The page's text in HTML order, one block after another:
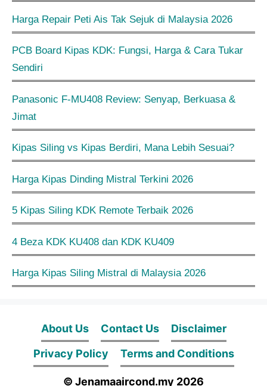
Harga Repair Peti Ais Tak Sejuk di Malaysia 2026
PCB Board Kipas KDK: Fungsi, Harga & Cara Tukar
Sendiri
Panasonic F-MU408 Review: Senyap, Berkuasa &
Jimat
Kipas Siling vs Kipas Berdiri, Mana Lebih Sesuai?
Harga Kipas Dinding Mistral Terkini 2026
5 Kipas Siling KDK Remote Terbaik 2026
4 Beza KDK KU408 dan KDK KU409
Harga Kipas Siling Mistral di Malaysia 2026
About Us Contact Us
Disclaimer
Privacy Policy
Terms and Conditions
© Jenamaaircond.my 2026